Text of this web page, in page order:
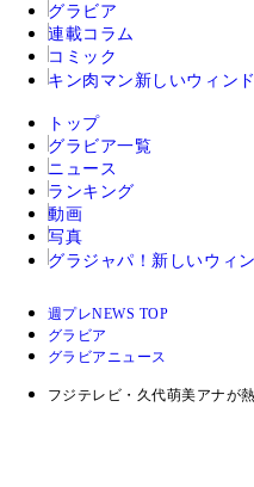
グラビア
連載コラム
コミック
キン肉マン 新しいウィン
トップ
グラビア一覧
ニュース
ランキング
動画
写真
グラジャパ！ 新しいウィ
週プレNEWS TOP
グラビア
グラビアニュース
フジテレビ・久代萌美アナが